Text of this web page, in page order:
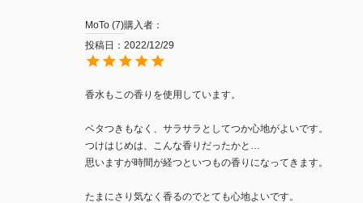
MoTo 7 購入者
投稿日
2022/12/29
香水もこの香りを使用しています。
ベタつきもなく、サラサラとしてつか心地がよいです。
つけはじめは、こんな香りだったかと…
思いますが時間が経つといつもの香りになってきます。
たまにさり気なく香るのでとても心地よいです。